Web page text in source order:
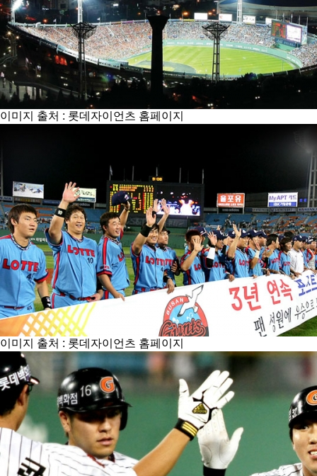
이미지 출처 : 롯데자이언츠 홈페이지
이미지 출처 : 롯데자이언츠 홈페이지